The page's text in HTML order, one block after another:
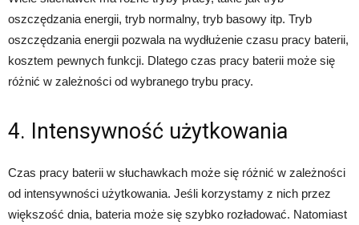
oszczędzania energii, tryb normalny, tryb basowy itp. Tryb
oszczędzania energii pozwala na wydłużenie czasu pracy baterii,
kosztem pewnych funkcji. Dlatego czas pracy baterii może się
różnić w zależności od wybranego trybu pracy.
4. Intensywność użytkowania
Czas pracy baterii w słuchawkach może się różnić w zależności
od intensywności użytkowania. Jeśli korzystamy z nich przez
większość dnia, bateria może się szybko rozładować. Natomiast